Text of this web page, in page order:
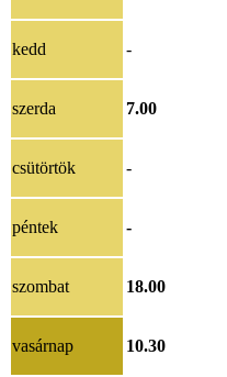
kedd -
szerda 7.00
csütörtök -
péntek -
szombat 18.00
vasárnap 10.30